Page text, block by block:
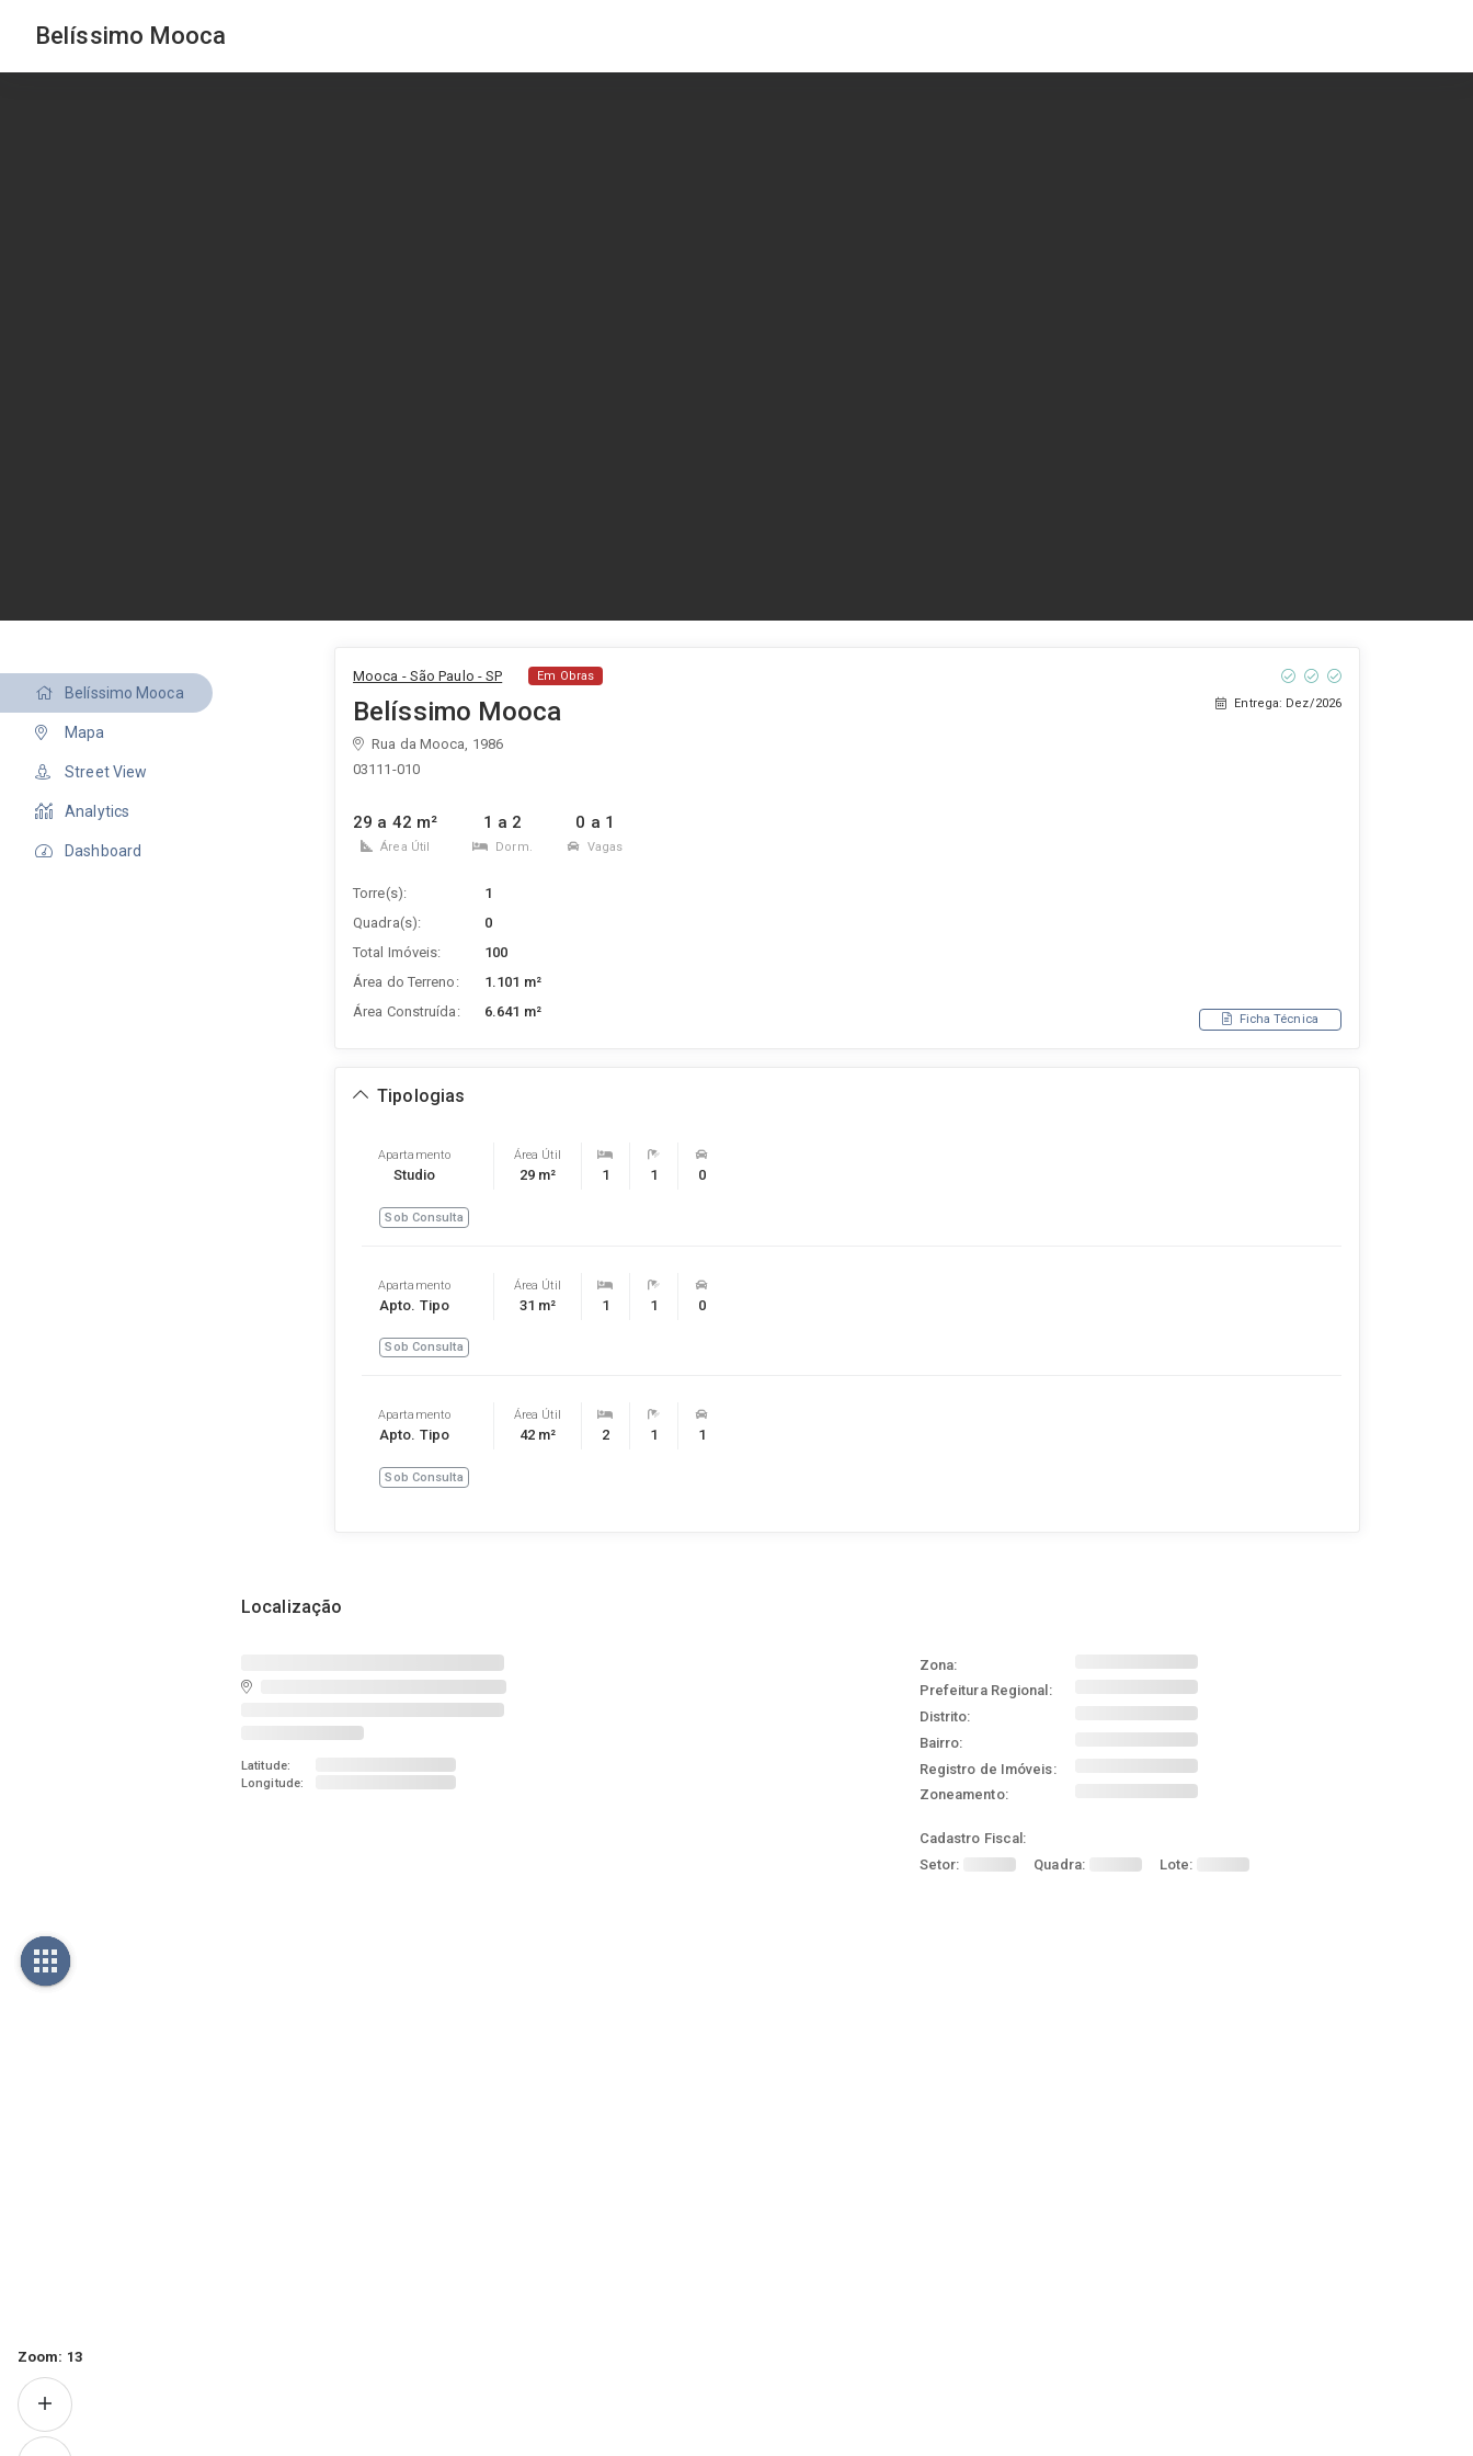
Belíssimo Mooca
Belíssimo Mooca
Mapa
Street View
Analytics
Dashboard
Mooca - São Paulo - SP Em Obras
Belíssimo Mooca
Rua da Mooca, 1986
03111-010
Entrega: Dez/2026
29 a 42 m²
Área Útil
1 a 2
Dorm.
0 a 1
Vagas
Torre(s):
1
Quadra(s):
0
Total Imóveis:
100
Área do Terreno:
1.101 m²
Área Construída:
6.641 m² Ficha Técnica
Tipologias
Apartamento
Studio
Área Útil
29 m² 1 1 0
Sob Consulta
Apartamento
Apto. Tipo
Área Útil
31 m² 1 1 0
Sob Consulta
Apartamento
Apto. Tipo
Área Útil
42 m² 2 1 1
Sob Consulta
Localização
Latitude:
Longitude:
Zona:
Prefeitura Regional:
Distrito:
Bairro:
Registro de Imóveis:
Zoneamento:
Cadastro Fiscal:
Setor:
Quadra: Lote:
Zoom: 13